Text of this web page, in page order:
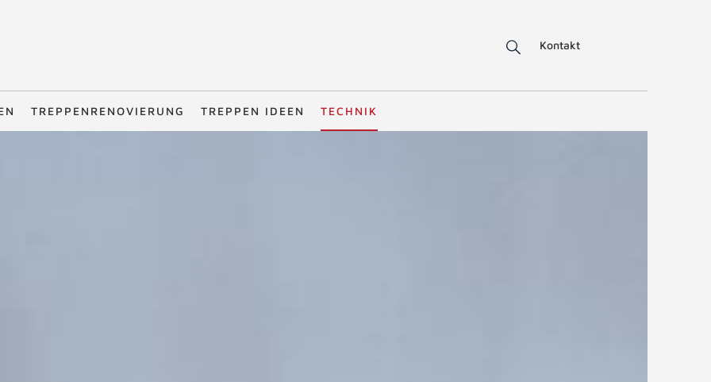
Kontakt
TREPPENRENOVIERUNG TREPPEN IDEEN TECHNIK